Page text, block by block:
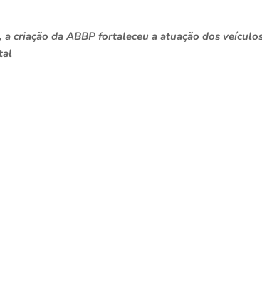
criação da ABBP fortaleceu a atuação dos